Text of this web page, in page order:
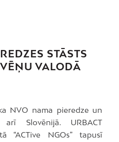
STĀSTS
VALODĀ
NVO nama pieredze un
Slovēnijā. URBACT
“ACTive NGOs” tapusī